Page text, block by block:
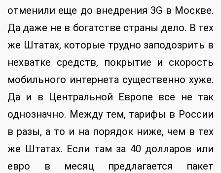
отменили еще до внедрения 3G в Москве.
Да даже не в богатстве страны дело. В тех
же Штатах, которые трудно заподозрить в
нехватке средств, покрытие и скорость
мобильного интернета существенно хуже.
Да и в Центральной Европе все не так
однозначно. Между тем, тарифы в России
в разы, а то и на порядок ниже, чем в тех
же Штатах. Если там за 40 долларов или
евро в месяц предлагается пакет